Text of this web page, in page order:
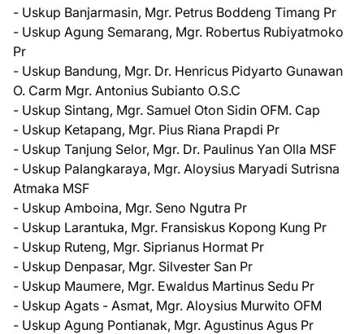
- Uskup Banjarmasin, Mgr. Petrus Boddeng Timang Pr
- Uskup Agung Semarang, Mgr. Robertus Rubiyatmoko
Pr
- Uskup Bandung, Mgr. Dr. Henricus Pidyarto Gunawan
O. Carm Mgr. Antonius Subianto O.S.C
- Uskup Sintang, Mgr. Samuel Oton Sidin OFM. Cap
- Uskup Ketapang, Mgr. Pius Riana Prapdi Pr
- Uskup Tanjung Selor, Mgr. Dr. Paulinus Yan Olla MSF
- Uskup Palangkaraya, Mgr. Aloysius Maryadi Sutrisna
Atmaka MSF
- Uskup Amboina, Mgr. Seno Ngutra Pr
- Uskup Larantuka, Mgr. Fransiskus Kopong Kung Pr
- Uskup Ruteng, Mgr. Siprianus Hormat Pr
- Uskup Denpasar, Mgr. Silvester San Pr
- Uskup Maumere, Mgr. Ewaldus Martinus Sedu Pr
- Uskup Agats - Asmat, Mgr. Aloysius Murwito OFM
- Uskup Agung Pontianak, Mgr. Agustinus Agus Pr